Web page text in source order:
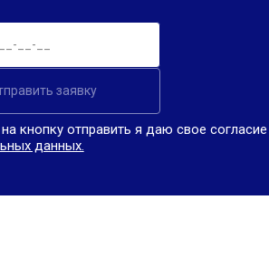
заявку
кнопку отправить я даю свое
данных.